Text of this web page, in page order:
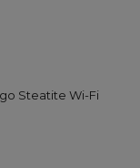
Steatite Wi-Fi